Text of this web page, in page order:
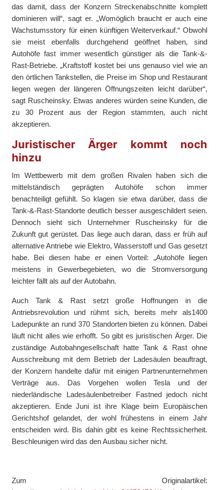
das damit, dass der Konzern Streckenabschnitte komplett
dominieren will“, sagt er. „Womöglich braucht er auch eine
Wachstumsstory für einen künftigen Weiterverkauf.“ Obwohl
sie meist ebenfalls durchgehend geöffnet haben, sind
Autohöfe fast immer wesentlich günstiger als die Tank-&-
Rast-Betriebe. „Kraftstoff kostet bei uns genauso viel wie an
den örtlichen Tankstellen, die Preise im Shop und Restaurant
liegen wegen der längeren Öffnungszeiten leicht darüber“,
sagt Ruscheinsky. Etwas anderes würden seine Kunden, die
zu 30 Prozent aus der Region stammten, auch nicht
akzeptieren.
Juristischer Ärger kommt noch
hinzu
Im Wettbewerb mit dem großen Rivalen haben sich die
mittelständisch geprägten Autohöfe schon immer
benachteiligt gefühlt. So klagen sie etwa darüber, dass die
Tank-&-Rast-Standorte deutlich besser ausgeschildert seien.
Dennoch sieht sich Unternehmer Ruscheinsky für die
Zukunft gut gerüstet. Das liege auch daran, dass er früh auf
alternative Antriebe wie Elektro, Wasserstoff und Gas gesetzt
habe. Bei diesen habe er einen Vorteil: „Autohöfe liegen
meistens in Gewerbegebieten, wo die Stromversorgung
leichter fällt als auf der Autobahn.
Auch Tank & Rast setzt große Hoffnungen in die
Antriebsrevolution und rühmt sich, bereits mehr als1400
Ladepunkte an rund 370 Standorten bieten zu können. Dabei
läuft nicht alles wie erhofft. So gibt es juristischen Ärger. Die
zuständige Autobahngesellschaft hatte Tank & Rast ohne
Ausschreibung mit dem Betrieb der Ladesäulen beauftragt,
der Konzern handelte dafür mit einigen Partnerunternehmen
Verträge aus. Das Vorgehen wollen Tesla und der
niederländische Ladesäulenbetreiber Fastned jedoch nicht
akzeptieren. Ende Juni ist ihre Klage beim Europäischen
Gerichtshof gelandet, der wohl frühestens in einem Jahr
entscheiden wird. Bis dahin gibt es keine Rechtssicherheit.
Beschleunigen wird das den Ausbau sicher nicht.
Zum Originalartikel: